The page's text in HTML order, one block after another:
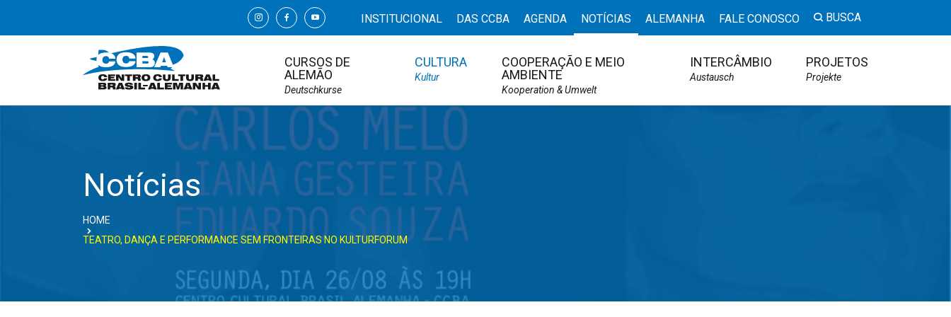
INSTITUCIONAL DAS CCBA AGENDA NOTÍCIAS ALEMANHA FALE CONOSCO BUSCA
CURSOS DE
ALEMÃO
Deutschkurse
CULTURA
Kultur
COOPERAÇÃO E MEIO
AMBIENTE
Kooperation & Umwelt
INTERCÂMBIO
Austausch
PROJETOS
Projekte
Notícias
HOME
TEATRO, DANÇA E PERFORMANCE SEM FRONTEIRAS NO KULTURFORUM